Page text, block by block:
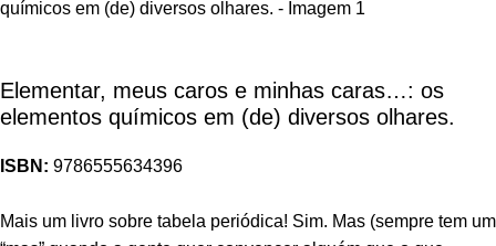
Elementar, meus caros e minhas caras…: os
elementos químicos em (de) diversos olhares.
ISBN: 9786555634396
Mais um livro sobre tabela periódica! Sim. Mas (sempre tem um